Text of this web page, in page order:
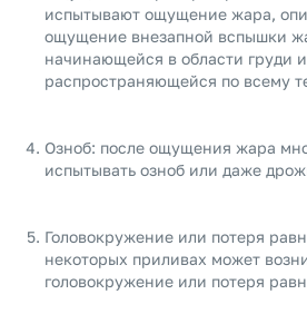
испытывают ощущение жара,
ощущение внезапной вспышки
начинающейся в области груди
распространяющейся по всему
Озноб: после ощущения жара
испытывать озноб или даже
Головокружение или потеря
некоторых приливах может
головокружение или потеря